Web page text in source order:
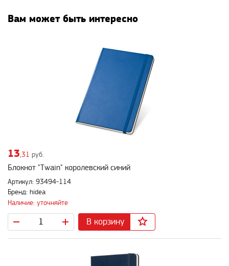
Вам может быть интересно
13,31 руб.
Блокнот "Twain" королевский синий
Артикул: 93494-114
Бренд: hidea
Наличие: уточняйте
В корзину